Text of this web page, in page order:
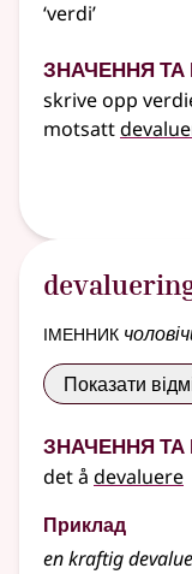
‘verdi’
Значення
skrive opp
motsatt
іменник
Показати
Значення
det å devaluere
Приклад
en kraftig